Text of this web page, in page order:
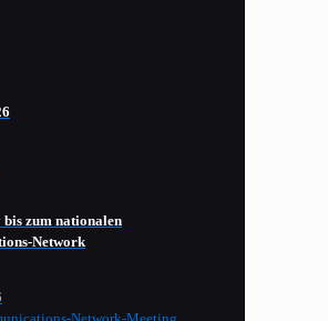
zum nationalen
Network